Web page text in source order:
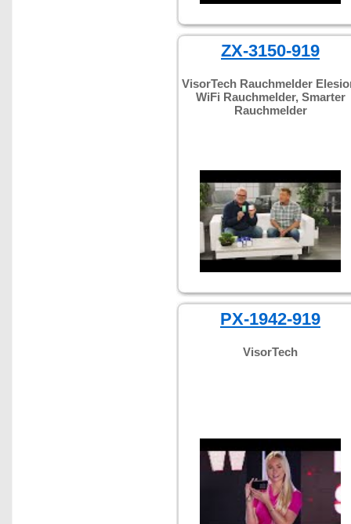
ZX-3150-919
VisorTech Rauchmelder
WiFi Rauchmelder, Smarter
Rauchmelder
PX-1942-919
VisorTech